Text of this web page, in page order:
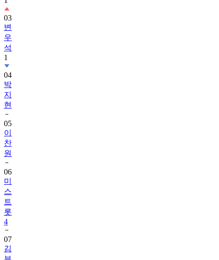
03
변
우
석
1
04
박
지
현
05
이
찬
원
06
미
스
트
롯
4
07
김